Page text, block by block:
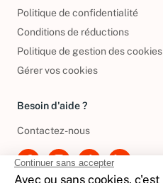
Politique de confidentialité
Conditions de réductions
Politique de gestion des cookies
Gérer vos cookies
Besoin d'aide ?
Contactez-nous